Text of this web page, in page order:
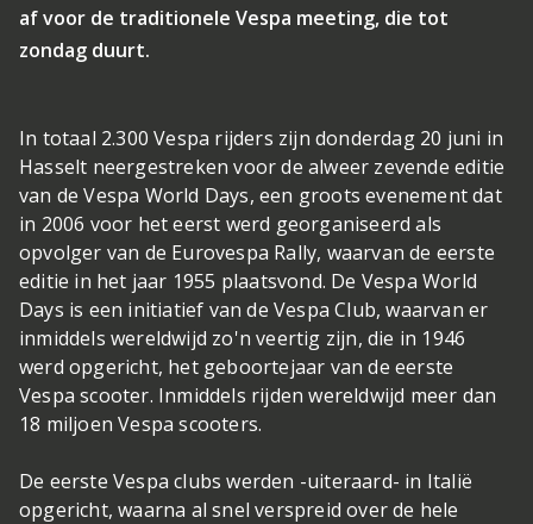
af voor de traditionele Vespa meeting, die tot
zondag duurt.
In totaal 2.300 Vespa rijders zijn donderdag 20 juni in
Hasselt neergestreken voor de alweer zevende editie
van de Vespa World Days, een groots evenement dat
in 2006 voor het eerst werd georganiseerd als
opvolger van de Eurovespa Rally, waarvan de eerste
editie in het jaar 1955 plaatsvond. De Vespa World
Days is een initiatief van de Vespa Club, waarvan er
inmiddels wereldwijd zo'n veertig zijn, die in 1946
werd opgericht, het geboortejaar van de eerste
Vespa scooter. Inmiddels rijden wereldwijd meer dan
18 miljoen Vespa scooters.
De eerste Vespa clubs werden -uiteraard- in Italië
opgericht, waarna al snel verspreid over de hele